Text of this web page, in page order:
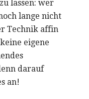
lassen: wer
lange nicht
Technik affin
eigene
darauf
an!